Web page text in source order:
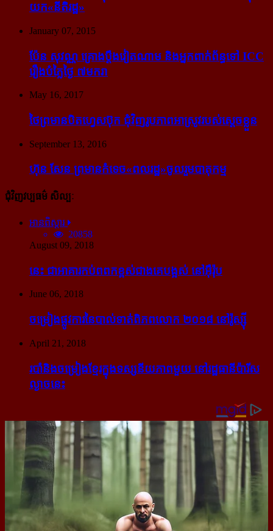
យក​«នីតិរដ្ឋ»
January 07, 2015
ប៉ែន សុវណ្ណ គ្រោង​ប្តឹង​វៀតណាម និង​អ្នក​ពាក់​ព័ន្ធ​ទៅ ICC
រឿង​បំភ្លៃ​ថ្ងៃ ៧​មករា
May 16, 2017
ថៃ​ព្រមាន​បិត​ហ្វេសប៊ុក ជុំ​វិញ​រូបភាព​អាស្រូវ​របស់​ស្ដេច​ខ្លួន
September 13, 2016
ហ៊ុន សែន ព្រមាន​កំទេច​«ពលរដ្ឋ»​ចូលរួម​បាតុកម្ម
ជុំវិញវប្បធម៌ សិល្បៈ
អានពិស្ដារ
20858
August 09, 2018
នេះ ជា​អាគារ​កប់​ពពក​ខ្ពស់​ជាង​គេ​បង្អស់ នៅ​អ៊ឺរ៉ុប
June 06, 2018
ចម្រៀង​ផ្លូវការ​នៃ​បាល់ទាត់​ពិភពលោក ២០១៨ នៅ​រ៉ូស្ស៊ី
April 21, 2018
របាំ​និង​ចម្រៀង​ខ្មែរ​ក្នុង​ទស្សនីយភាព​មួយ នៅ​រដ្ឋធានី​ប៉ារីស​
ល្ងាច​នេះ